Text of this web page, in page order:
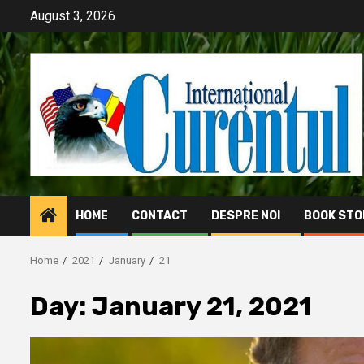
content
August 3, 2026
HOME CONTACT DESPRE NOI BOOK
Home 2021 January 21
Day: January 21, 2021